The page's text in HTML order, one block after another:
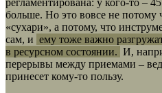
регламентирована: у кого-то –
больше. Но это вовсе не потому
«сухари», а потому, что
сам, и ему тоже важно
в ресурсном состоянии. И,
перерывы между приемами –
принесет кому-то пользу.